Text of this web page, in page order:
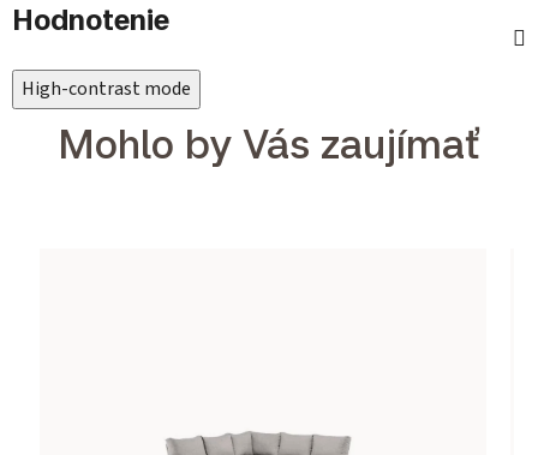
Hodnotenie
High-contrast mode
Mohlo by Vás zaujímať